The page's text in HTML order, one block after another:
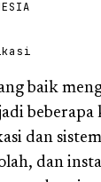
baik
beberapa
dan
dan